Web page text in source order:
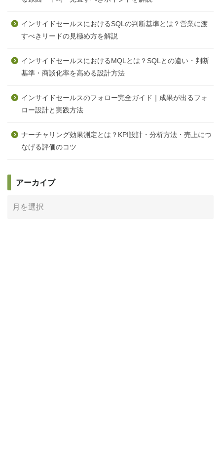
インサイドセールスにおけるSQLの判断基準とは？営業に渡
すべきリードの見極め方を解説
インサイドセールスにおけるMQLとは？SQLとの違い・判断
基準・商談化率を高める設計方法
インサイドセールスのフォロー完全ガイド｜成果が出るフォ
ロー設計と実践方法
ナーチャリング効果測定とは？KPI設計・分析方法・売上につ
なげる評価のコツ
アーカイブ